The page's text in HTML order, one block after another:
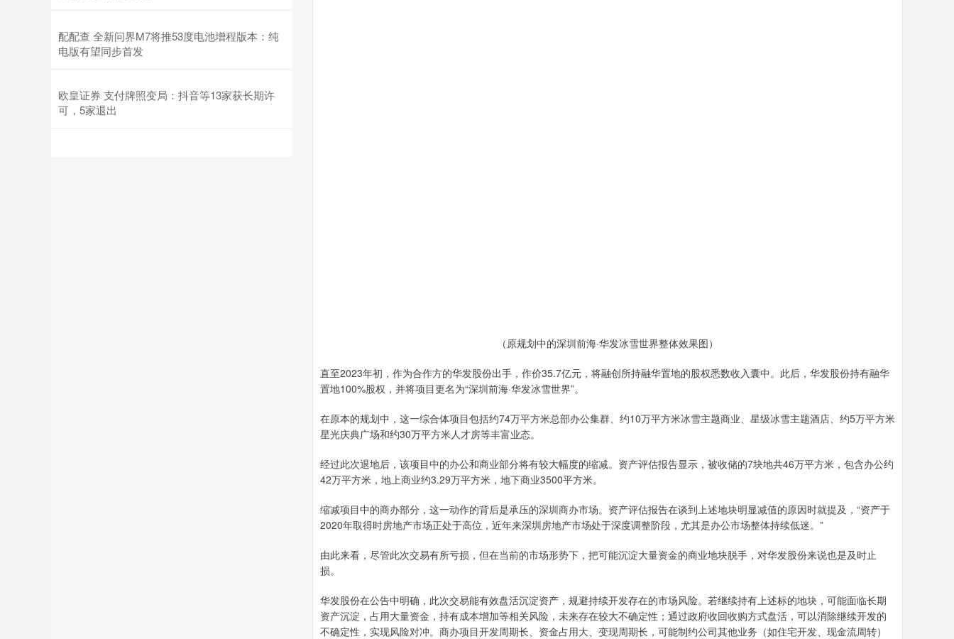
（原规划中的深圳前海·华发冰雪世界整体效果图）
直至2023年初，作为合作方的华发股份出手，作价35.7亿元，将融创所持融华置地的股权悉数收入囊中。此后，华发股份持有融华
置地100%股权，并将项目更名为“深圳前海·华发冰雪世界”。
在原本的规划中，这一综合体项目包括约74万平方米总部办公集群、约10万平方米冰雪主题商业、星级冰雪主题酒店、约5万平方米
星光庆典广场和约30万平方米人才房等丰富业态。
经过此次退地后，该项目中的办公和商业部分将有较大幅度的缩减。资产评估报告显示，被收储的7块地共46万平方米，包含办公约
42万平方米，地上商业约3.29万平方米，地下商业3500平方米。
缩减项目中的商办部分，这一动作的背后是承压的深圳商办市场。资产评估报告在谈到上述地块明显减值的原因时就提及，“资产于
2020年取得时房地产市场正处于高位，近年来深圳房地产市场处于深度调整阶段，尤其是办公市场整体持续低迷。”
由此来看，尽管此次交易有所亏损，但在当前的市场形势下，把可能沉淀大量资金的商业地块脱手，对华发股份来说也是及时止
损。
华发股份在公告中明确，此次交易能有效盘活沉淀资产，规避持续开发存在的市场风险。若继续持有上述标的地块，可能面临长期
资产沉淀，占用大量资金，持有成本增加等相关风险，未来存在较大不确定性；通过政府收回收购方式盘活，可以消除继续开发的
不确定性，实现风险对冲。商办项目开发周期长、资金占用大、变现周期长，可能制约公司其他业务（如住宅开发、现金流周转）
配配查 全新问界M7将推53度电池增程版本：纯
电版有望同步首发
欧皇证券 支付牌照变局：抖音等13家获长期许
可，5家退出